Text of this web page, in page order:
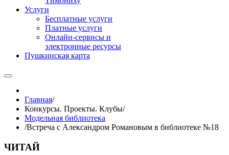
Услуги
Бесплатные услуги
Платные услуги
Онлайн-сервисы и
электронные ресурсы
Пушкинская карта
Главная/
Конкурсы. Проекты. Клубы/
Модельная библиотека
/Встреча с Александром Романовым в библиотеке №18
ЧИТАЙ